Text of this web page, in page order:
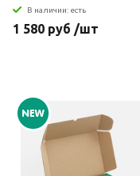
В наличии: есть
1 580 руб /шт